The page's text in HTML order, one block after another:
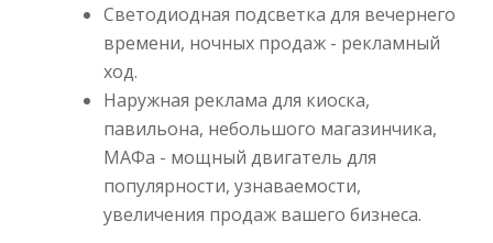
Светодиодная подсветка для вечернего
времени, ночных продаж - рекламный
ход.
Наружная реклама для киоска,
павильона, небольшого магазинчика,
МАФа - мощный двигатель для
популярности, узнаваемости,
увеличения продаж вашего бизнеса.